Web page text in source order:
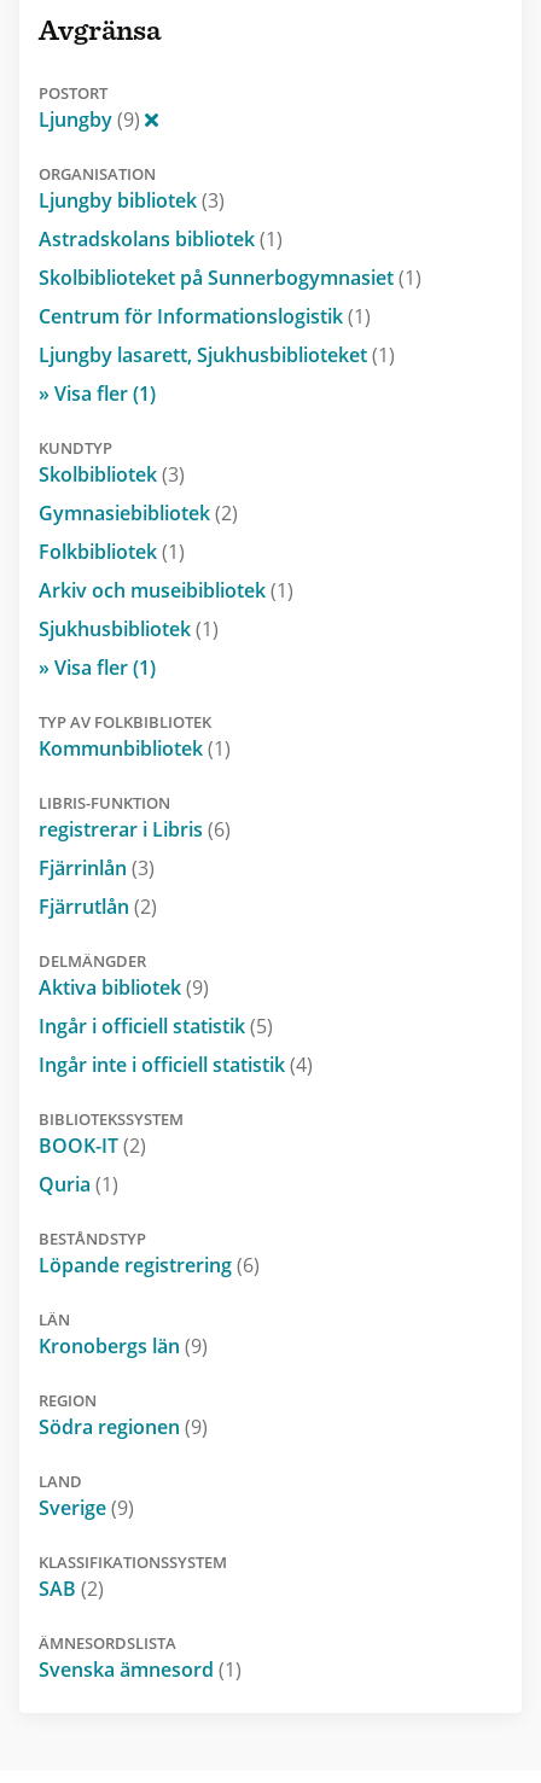
Avgränsa
POSTORT
Ljungby(9)
ORGANISATION
Ljungby bibliotek(3)
Astradskolans bibliotek(1)
Skolbiblioteket på Sunnerbogymnasiet(1)
Centrum för Informationslogistik(1)
Ljungby lasarett, Sjukhusbiblioteket(1)
» Visa fler (1)
KUNDTYP
Skolbibliotek(3)
Gymnasiebibliotek(2)
Folkbibliotek(1)
Arkiv och museibibliotek(1)
Sjukhusbibliotek(1)
» Visa fler (1)
TYP AV FOLKBIBLIOTEK
Kommunbibliotek(1)
LIBRIS-FUNKTION
registrerar i Libris (6)
Fjärrinlån (3)
Fjärrutlån (2)
DELMÄNGDER
Aktiva bibliotek(9)
Ingår i officiell statistik(5)
Ingår inte i officiell statistik(4)
BIBLIOTEKSSYSTEM
BOOK-IT(2)
Quria (1)
BESTÅNDSTYP
Löpande registrering(6)
LÄN
Kronobergs län (9)
REGION
Södra regionen (9)
LAND
Sverige(9)
KLASSIFIKATIONSSYSTEM
SAB (2)
ÄMNESORDSLISTA
Svenska ämnesord (1)